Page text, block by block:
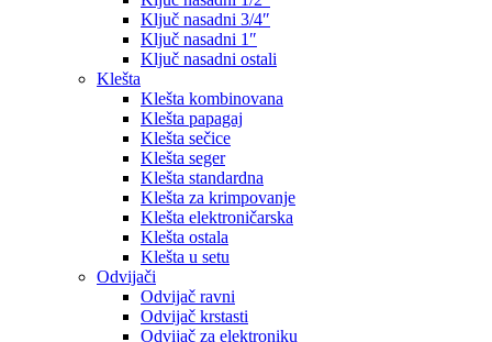
Ključ nasadni 3/4″
Ključ nasadni 1″
Ključ nasadni ostali
Klešta
Klešta kombinovana
Klešta papagaj
Klešta sečice
Klešta seger
Klešta standardna
Klešta za krimpovanje
Klešta elektroničarska
Klešta ostala
Klešta u setu
Odvijači
Odvijač ravni
Odvijač krstasti
Odvijač za elektroniku